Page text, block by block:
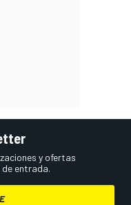
y ofertas
entrada.